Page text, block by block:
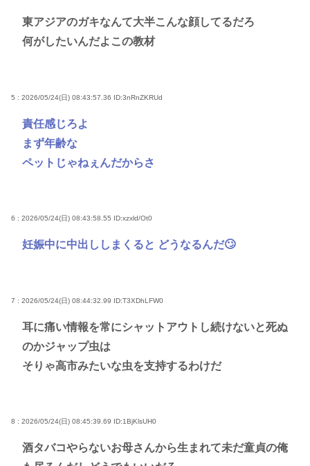
東アジアのガキなんて大半こんな顔してるだろ
何がしたいんだよこの教材
5 : 2026/05/24(日) 08:43:57.36 ID:3nRnZKRUd
責任感じろよ
まず年齢な
ペットじゃねぇんだからさ
6 : 2026/05/24(日) 08:43:58.55 ID:xzxld/Ot0
妊娠中に中出ししまくると どうなるんだ🙄
7 : 2026/05/24(日) 08:44:32.99 ID:T3XDhLFW0
耳に痛い情報を常にシャットアウトし続けないと死ぬ
のかジャップ虫は
そりゃ高市みたいな虫を支持するわけだ
8 : 2026/05/24(日) 08:45:39.69 ID:1BjKlsUH0
酒タバコやらないお母さんから生まれて未だ童貞の俺